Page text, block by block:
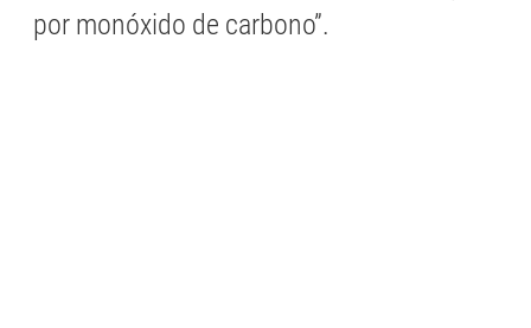
por monóxido de carbono”.